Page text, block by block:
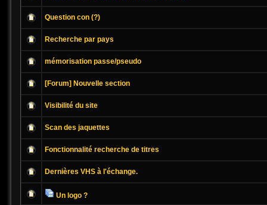
Question con (?)
Recherche par pays
mémorisation passe/pseudo
[Forum] Nouvelle section
Visibilité du site
Scan des jaquettes
Fonctionnalité recherche de titres
Dernières VHS à l'échange.
Un logo ?